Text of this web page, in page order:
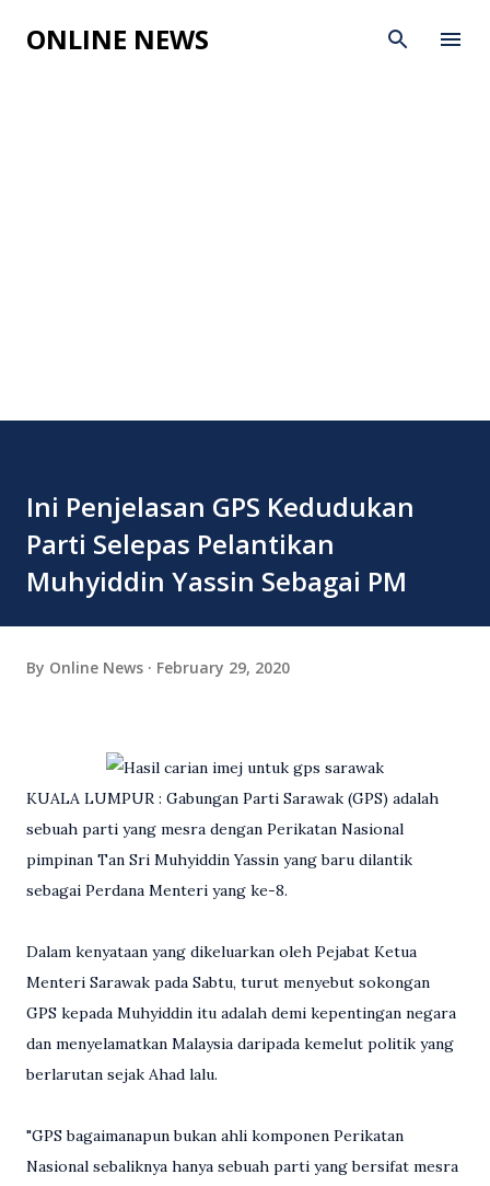
Skip to main content
ONLINE NEWS
Ini Penjelasan GPS Kedudukan
Parti Selepas Pelantikan
Muhyiddin Yassin Sebagai PM
By Online News February 29, 2020
KUALA LUMPUR : Gabungan Parti Sarawak (GPS) adalah
sebuah parti yang mesra dengan Perikatan Nasional
pimpinan Tan Sri Muhyiddin Yassin yang baru dilantik
sebagai Perdana Menteri yang ke-8.
Dalam kenyataan yang dikeluarkan oleh Pejabat Ketua
Menteri Sarawak pada Sabtu, turut menyebut sokongan
GPS kepada Muhyiddin itu adalah demi kepentingan negara
dan menyelamatkan Malaysia daripada kemelut politik yang
berlarutan sejak Ahad lalu.
"GPS bagaimanapun bukan ahli komponen Perikatan
Nasional sebaliknya hanya sebuah parti yang bersifat mesra